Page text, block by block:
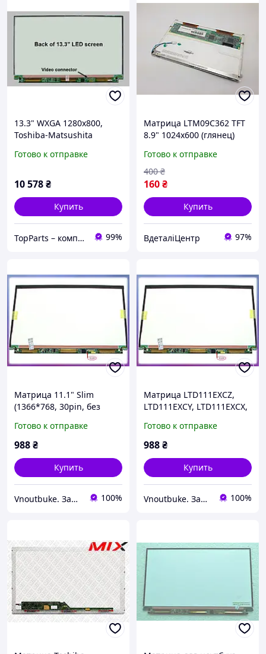
13.3" WXGA 1280х800,
Toshiba-Matsushita
pin, глянцевая, ultraslim
Готово к отправке
10 578₴
Купить
TopParts – комплектующие для ноутбуков 99%
Матрица LTM09C362 TFT
8.9" 1024x600 (глянец)
Оригинал новый
Готово к отправке
160₴
400 ₴
Купить
ВдеталіЦентр 97%
Матрица 11.1" Slim
(1366*768, 30pin, без
LTD111EXCZ, LTD111EXCK,
LTD111EXCX. Глянцевая.
Готово к отправке
988₴
Купить
Vnoutbuke. Запчастини для ноутбуків опт - роздріб ! 100%
Матрица LTD111EXCZ,
LTD111EXCY, LTD111EXCX,
(1366*768, 30pin, без
креплений). Глянцевая.
Готово к отправке
988₴
Купить
Vnoutbuke. Запчастини для ноутбуків опт - роздріб ! 100%